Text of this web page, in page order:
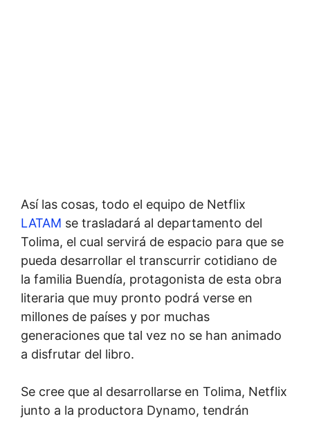
Así las cosas, todo el equipo de Netflix
LATAM se trasladará al departamento del
Tolima, el cual servirá de espacio para que se
pueda desarrollar el transcurrir cotidiano de
la familia Buendía, protagonista de esta obra
literaria que muy pronto podrá verse en
millones de países y por muchas
generaciones que tal vez no se han animado
a disfrutar del libro.
Se cree que al desarrollarse en Tolima, Netflix
junto a la productora Dynamo, tendrán